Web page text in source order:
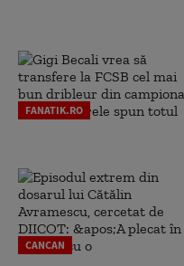
FANATIK.RO
CANCAN